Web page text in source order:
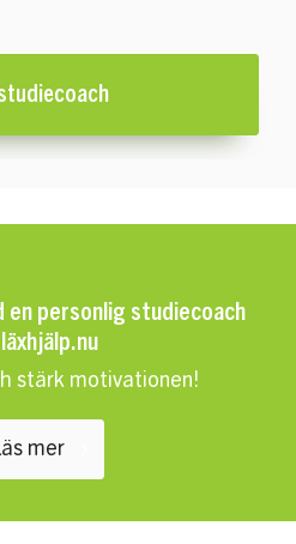
personlig studiecoach
stärk motivationen!
mer